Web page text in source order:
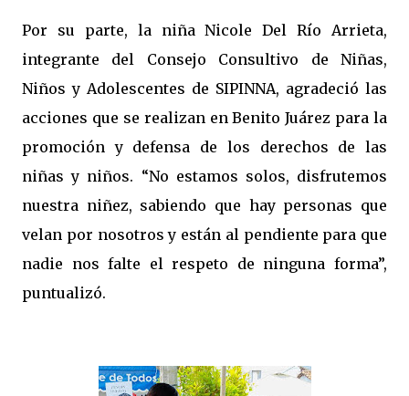
Por su parte, la niña Nicole Del Río Arrieta,
integrante del Consejo Consultivo de Niñas,
Niños y Adolescentes de SIPINNA, agradeció las
acciones que se realizan en Benito Juárez para la
promoción y defensa de los derechos de las
niñas y niños. “No estamos solos, disfrutemos
nuestra niñez, sabiendo que hay personas que
velan por nosotros y están al pendiente para que
nadie nos falte el respeto de ninguna forma”,
puntualizó.